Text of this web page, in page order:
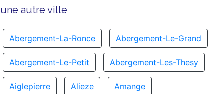
une autre ville
Abergement-La-Ronce Abergement-Le-Grand
Abergement-Le-Petit Abergement-Les-Thesy
Aiglepierre Alieze Amange